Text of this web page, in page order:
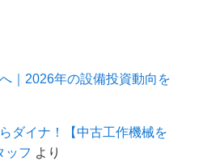
｜2026年の設備投資動向を
ダイナ！【中古工作機械を
ッフ より